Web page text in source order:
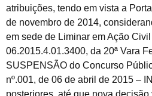
atribuições, tendo em vista a
de novembro de 2014,
em sede de Liminar em Ação
06.2015.4.01.3400, da 20ª Vara
SUSPENSÃO do Concurso
nº.001, de 06 de abril de 2015 –